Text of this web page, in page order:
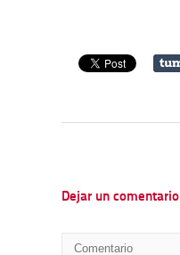
Dejar un comentario